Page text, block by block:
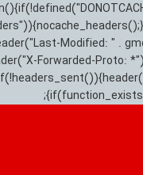
Modified: " .
Forwarded-Proto: